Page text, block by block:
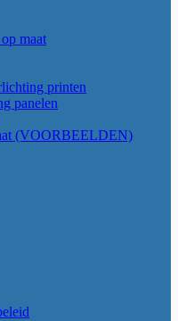
maat
printen
panelen
(VOORBEELDEN)